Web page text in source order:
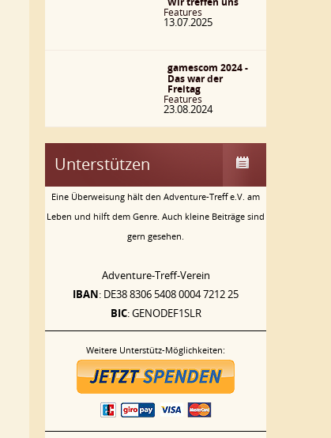
Features
13.07.2025
gamescom 2024 -
Das war der
Freitag
Features
23.08.2024
Unterstützen
Eine Überweisung hält den Adventure-Treff e.V. am
Leben und hilft dem Genre. Auch kleine Beiträge sind
gern gesehen.
Adventure-Treff-Verein
IBAN: DE38 8306 5408 0004 7212 25
BIC: GENODEF1SLR
Weitere Unterstütz-Möglichkeiten: